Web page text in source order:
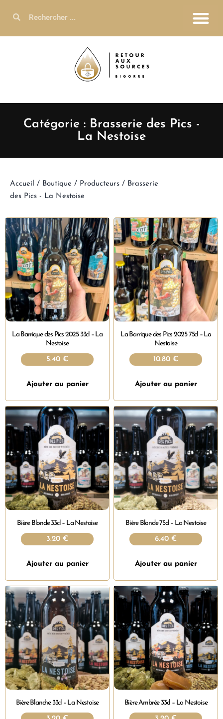
Catégorie : Brasserie des Pics -
La Nestoise
Accueil / Boutique / Producteurs / Brasserie
des Pics - La Nestoise
La Barrique des Pics 2025 33cl – La
Nestoise
5.40 €
Ajouter au panier
La Barrique des Pics 2025 75cl – La
Nestoise
10.80 €
Ajouter au panier
Bière Blonde 33cl – La Nestoise
3.20 €
Ajouter au panier
Bière Blonde 75cl – La Nestoise
6.40 €
Ajouter au panier
Bière Blanche 33cl – La Nestoise Bière Ambrée 33cl – La Nestoise